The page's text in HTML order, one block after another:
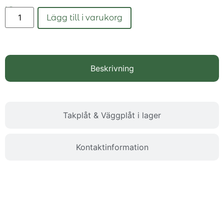
Läs mer
Lägg till i varukorg
Beskrivning
Takplåt & Väggplåt i lager
Kontaktinformation